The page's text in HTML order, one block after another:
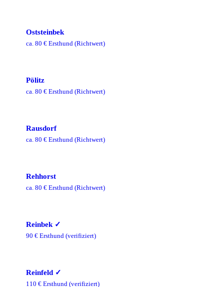
Oststeinbek
ca. 80 € Ersthund (Richtwert)
Pölitz
ca. 80 € Ersthund (Richtwert)
Rausdorf
ca. 80 € Ersthund (Richtwert)
Rehhorst
ca. 80 € Ersthund (Richtwert)
Reinbek ✓
90 € Ersthund (verifiziert)
Reinfeld ✓
110 € Ersthund (verifiziert)